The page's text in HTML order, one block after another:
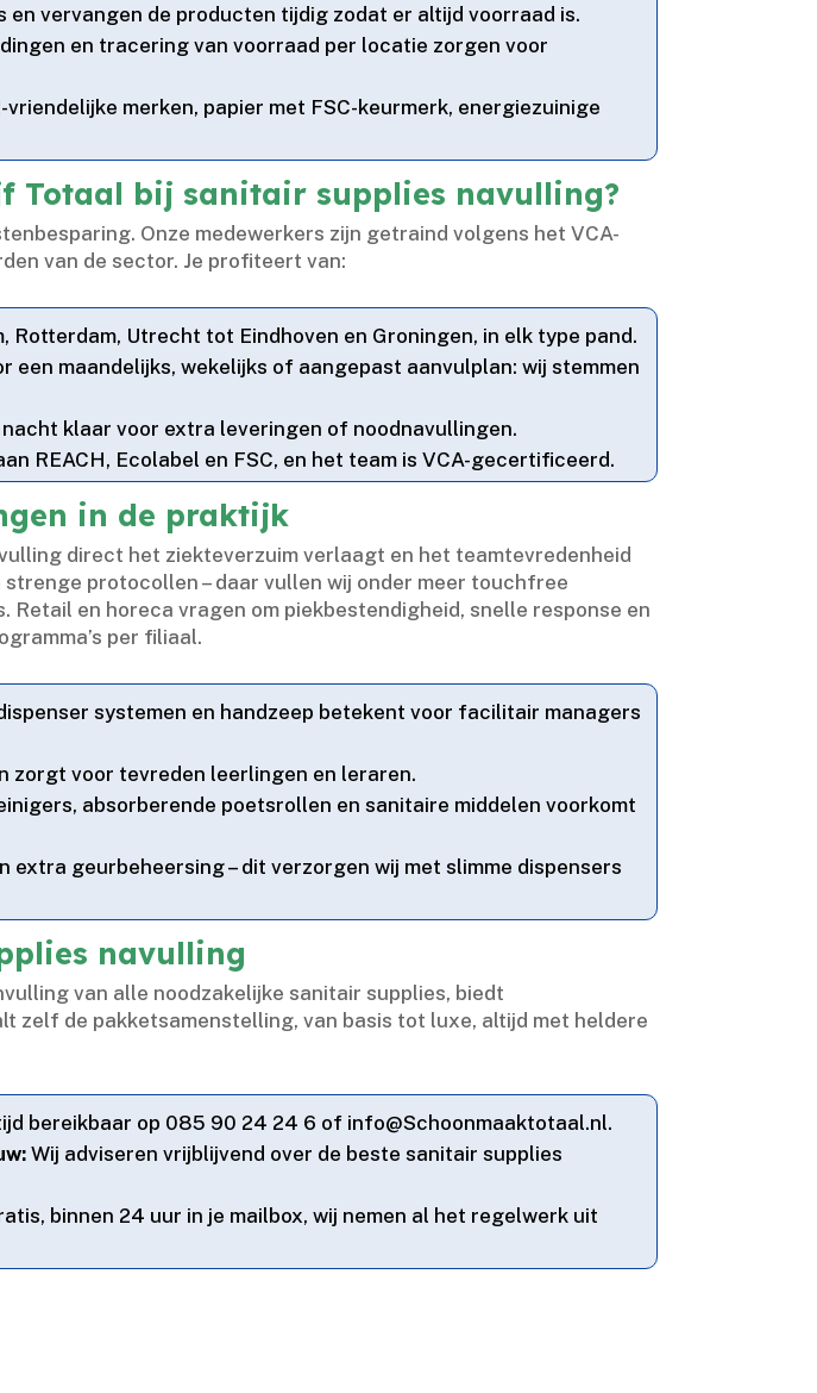
en vervangen de producten tijdig zodat er altijd voorraad is.​
en tracering van voorraad per locatie zorgen voor
merken, papier met FSC-keurmerk, energiezuinige
Totaal bij sanitair supplies navulling?
Onze medewerkers zijn getraind volgens het VCA-
van de sector.​ Je profiteert van:
Rotterdam, Utrecht tot Eindhoven en Groningen, in elk type pand.​
een maandelijks, wekelijks of aangepast aanvulplan: wij stemmen
klaar voor extra leveringen of noodnavullingen.​
REACH, Ecolabel en FSC, en het team is VCA-gecertificeerd.​
in de praktijk
direct het ziekteverzuim verlaagt en het teamtevredenheid
protocollen – daar vullen wij onder meer touchfree
en horeca vragen om piekbestendigheid, snelle response en
per filiaal.​
systemen en handzeep betekent voor facilitair managers
zorgt voor tevreden leerlingen en leraren.​
absorberende poetsrollen en sanitaire middelen voorkomt
geurbeheersing – dit verzorgen wij met slimme dispensers
navulling
van alle noodzakelijke sanitair supplies, biedt
zelf de pakketsamenstelling, van basis tot luxe, altijd met heldere
bereikbaar op 085 90 24 24 6 of info@Schoonmaaktotaal.​nl.​
Wij adviseren vrijblijvend over de beste sanitair supplies
binnen 24 uur in je mailbox, wij nemen al het regelwerk uit